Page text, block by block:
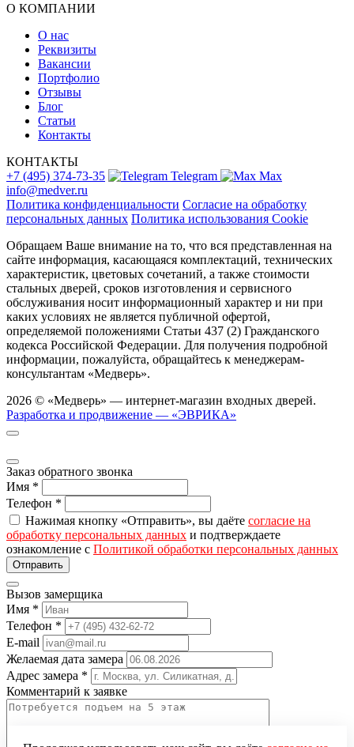
О КОМПАНИИ
О нас
Реквизиты
Вакансии
Портфолио
Отзывы
Блог
Статьи
Контакты
КОНТАКТЫ
+7 (495) 374-73-35
Telegram
Max
info@medver.ru
Политика конфиденциальности Согласие на обработку
персональных данных Политика использования Cookie
Обращаем Ваше внимание на то, что вся представленная на
сайте информация, касающаяся комплектаций, технических
характеристик, цветовых сочетаний, а также стоимости
стальных дверей, сроков изготовления и сервисного
обслуживания носит информационный характер и ни при
каких условиях не является публичной офертой,
определяемой положениями Статьи 437 (2) Гражданского
кодекса Российской Федерации. Для получения подробной
информации, пожалуйста, обращайтесь к менеджерам-
консультантам «Медверь».
2026 © «Медверь» — интернет-магазин входных дверей.
Разработка и продвижение — «ЭВРИКА»
Заказ обратного звонка
Имя *
Телефон *
Нажимая кнопку «Отправить», вы даёте согласие на
обработку персональных данных и подтверждаете
ознакомление с Политикой обработки персональных данных
Вызов замерщика
Имя *
Телефон *
E-mail
Желаемая дата замера
Адрес замера *
Комментарий к заявке